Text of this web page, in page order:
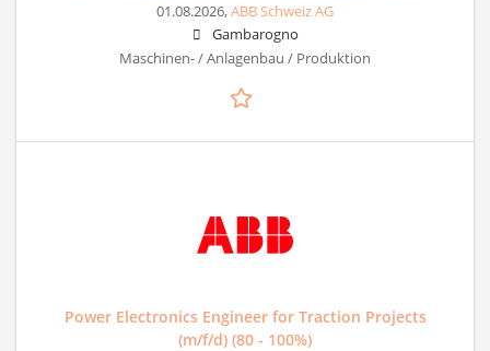
01.08.2026,ABB Schweiz AG
Gambarogno
Maschinen- / Anlagenbau / Produktion
Power Electronics Engineer for Traction Projects
(m/f/d) (80 - 100%)